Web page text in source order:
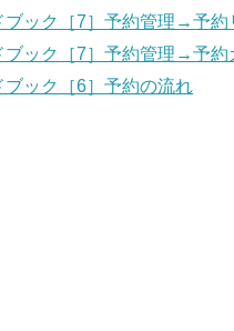
ブック［7］予約管理→予約
ブック［7］予約管理→予約
ック［6］予約の流れ